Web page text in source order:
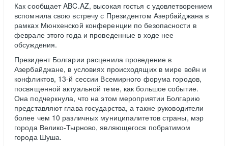
Как сообщает ABC.AZ, высокая гостья с удовлетворением
вспомнила свою встречу с Президентом Азербайджана в
рамках Мюнхенской конференции по безопасности в
феврале этого года и проведенные в ходе нее
обсуждения.
Президент Болгарии расценила проведение в
Азербайджане, в условиях происходящих в мире войн и
конфликтов, 13-й сессии Всемирного форума городов,
посвященной актуальной теме, как большое событие.
Она подчеркнула, что на этом мероприятии Болгарию
представляют глава государства, а также руководители
более чем 10 различных муниципалитетов страны, мэр
города Велико-Тырново, являющегося побратимом
города Шуша.